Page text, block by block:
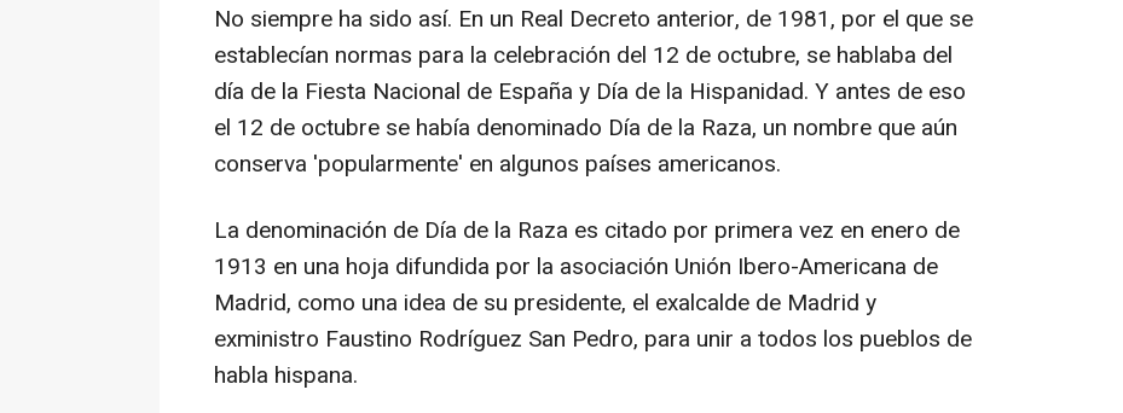
No siempre ha sido así. En un Real Decreto anterior, de 1981, por el que se
establecían normas para la celebración del 12 de octubre, se hablaba del
día de la Fiesta Nacional de España y Día de la Hispanidad. Y antes de eso
el 12 de octubre se había denominado Día de la Raza, un nombre que aún
conserva 'popularmente' en algunos países americanos.
La denominación de Día de la Raza es citado por primera vez en enero de
1913 en una hoja difundida por la asociación Unión Ibero-Americana de
Madrid, como una idea de su presidente, el exalcalde de Madrid y
exministro Faustino Rodríguez San Pedro, para unir a todos los pueblos de
habla hispana.